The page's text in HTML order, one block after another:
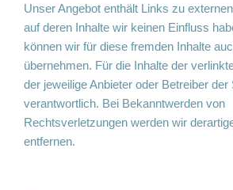
Unser Angebot enthält Links zu
auf deren Inhalte wir keinen Einfluss
können wir für diese fremden Inhalte
übernehmen. Für die Inhalte der
der jeweilige Anbieter oder Betreiber der
verantwortlich. Bei Bekanntwerden von
Rechtsverletzungen werden wir
entfernen.